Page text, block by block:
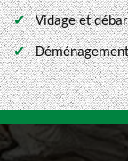
Vidage et